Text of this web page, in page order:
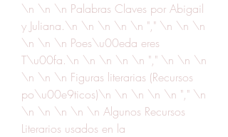
\n \n \n Palabras Claves por Abigail
y Juliana.\n \n \n \n \n "," \n \n \n
\n \n \n Poes\u00eda eres
T\u00fa.\n \n \n \n \n "," \n \n \n
\n \n \n Figuras literarias (Recursos
po\u00e9ticos)\n \n \n \n \n "," \n
\n \n \n \n \n Algunos Recursos
Literarios usados en la